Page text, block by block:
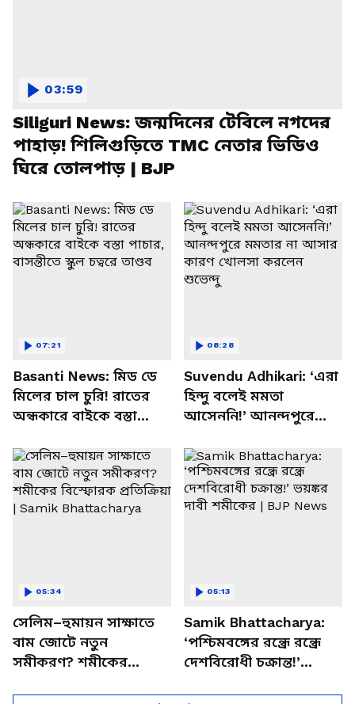
Siliguri News: জন্মদিনের টেবিলে নগদের
পাহাড়! শিলিগুড়িতে TMC নেতার ভিডিও
ঘিরে তোলপাড় | BJP
03:59
Basanti News: মিড ডে
মিলের চাল চুরি! রাতের
অন্ধকারে বাইকে বস্তা
চত্বরে তাণ্ডব
07:21
Suvendu Adhikari: ‘এরা
হিন্দু বলেই মমতা
আসেননি!’ আনন্দপুরে
খোলসা করলেন শুভেন্দু
08:28
সেলিম–হুমায়ন সাক্ষাতে
বাম জোটে নতুন
সমীকরণ? শমীকের
05:34
Samik Bhattacharya:
‘পশ্চিমবঙ্গের রন্ধ্রে রন্ধ্রে
দেশবিরোধী চক্রান্ত!’
05:13